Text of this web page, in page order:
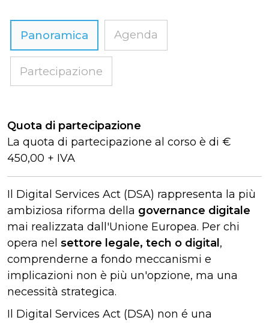
Panoramica Agenda
Partecipazione
Quota di partecipazione
La quota di partecipazione al corso è di €
450,00 + IVA
Il Digital Services Act (DSA) rappresenta la più
ambiziosa riforma della governance digitale
mai realizzata dall'Unione Europea. Per chi
opera nel settore legale, tech o digital ,
comprenderne a fondo meccanismi e
implicazioni non è più un'opzione, ma una
necessità strategica.
Il Digital Services Act (DSA) non é una